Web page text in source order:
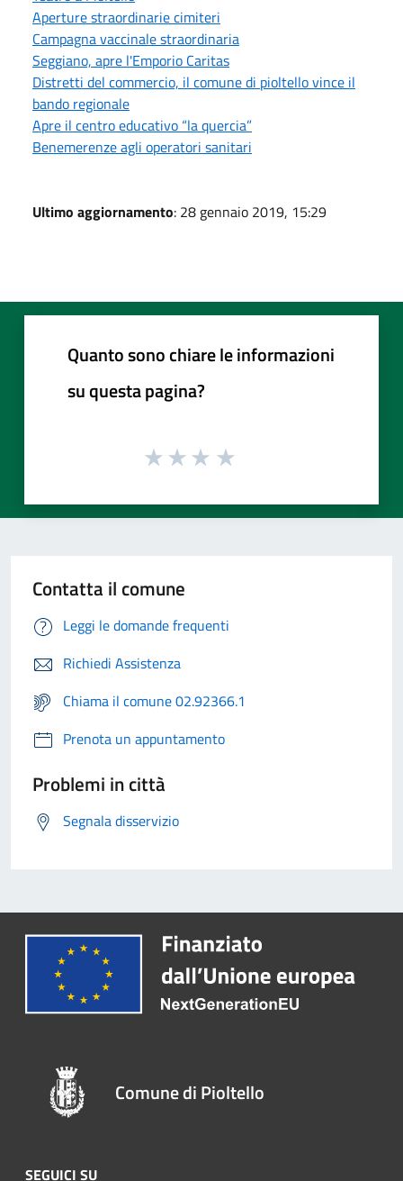
Aperture straordinarie cimiteri
Campagna vaccinale straordinaria
Seggiano, apre l'Emporio Caritas
Distretti del commercio, il comune di pioltello vince il
bando regionale
Apre il centro educativo “la quercia”
Benemerenze agli operatori sanitari
Ultimo aggiornamento: 28 gennaio 2019, 15:29
Quanto sono chiare le informazioni
su questa pagina?
Contatta il comune
Leggi le domande frequenti
Richiedi Assistenza
Chiama il comune 02.92366.1
Prenota un appuntamento
Problemi in città
Segnala disservizio
Comune di Pioltello
SEGUICI SU